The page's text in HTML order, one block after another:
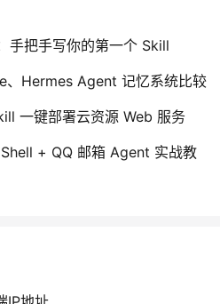
手把手写你的第一个 Skill
Hermes Agent 记忆系统比较
一键部署云资源 Web 服务
+ QQ 邮箱 Agent 实战教